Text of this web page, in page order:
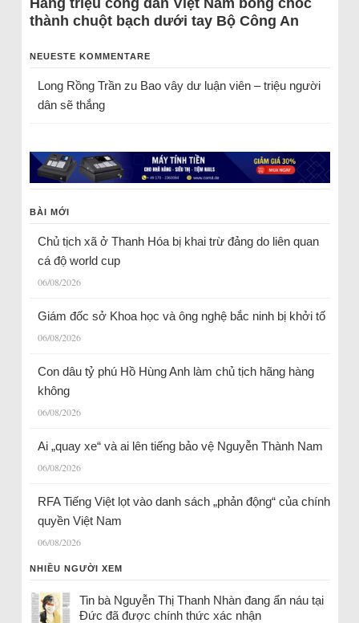
thành chuột bạch dưới tay Bộ Công An
NEUESTE KOMMENTARE
Long Rồng Trầnzu Bao vây dư luận viên – triệu người
dân sẽ thắng
BÀI MỚI
Chủ tịch xã ở Thanh Hóa bị khai trừ đảng do liên quan
cá độ world cup
06/08/2026
Giám đốc sở Khoa học và ông nghệ bắc ninh bị khởi tố
06/08/2026
Con dâu tỷ phú Hồ Hùng Anh làm chủ tịch hãng hàng
không
06/08/2026
Ai „quay xe“ và ai lên tiếng bảo vệ Nguyễn Thành Nam
06/08/2026
RFA Tiếng Việt lọt vào danh sách „phản động“ của chính
quyền Việt Nam
06/08/2026
NHIỀU NGƯỜI XEM
Tin bà Nguyễn Thị Thanh Nhàn đang ẩn náu tại
Đức đã được chính thức xác nhận